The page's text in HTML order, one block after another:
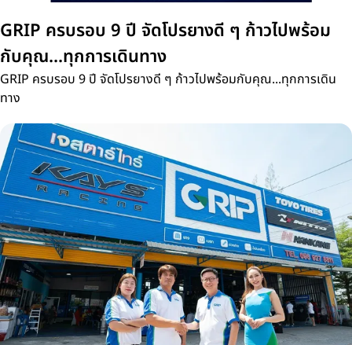
GRIP ครบรอบ 9 ปี จัดโปรยางดี ๆ ก้าวไปพร้อม
กับคุณ...ทุกการเดินทาง
GRIP ครบรอบ 9 ปี จัดโปรยางดี ๆ ก้าวไปพร้อมกับคุณ...ทุกการเดิน
ทาง